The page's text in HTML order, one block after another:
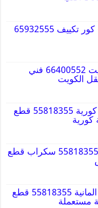
قص خرسانه وفتح كور تكييف 65932555
تظليل سيارة الكويت 66400552 فني
الكويت
قطع غيار سيارات كورية 55818355 قطع
كورية
قطع غيار كاديلاك 55818355 سكراب قطع
قطع غيار سيارات المانية 55818355 قطع
مستعملة